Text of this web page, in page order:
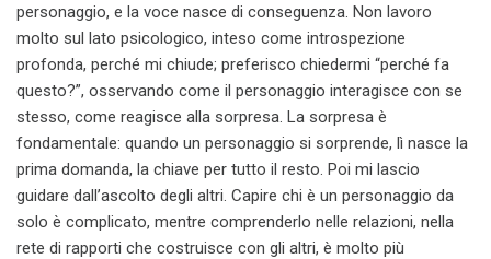
personaggio, e la voce nasce di conseguenza. Non lavoro
molto sul lato psicologico, inteso come introspezione
profonda, perché mi chiude; preferisco chiedermi “perché fa
questo?”, osservando come il personaggio interagisce con se
stesso, come reagisce alla sorpresa. La sorpresa è
fondamentale: quando un personaggio si sorprende, lì nasce la
prima domanda, la chiave per tutto il resto. Poi mi lascio
guidare dall’ascolto degli altri. Capire chi è un personaggio da
solo è complicato, mentre comprenderlo nelle relazioni, nella
rete di rapporti che costruisce con gli altri, è molto più